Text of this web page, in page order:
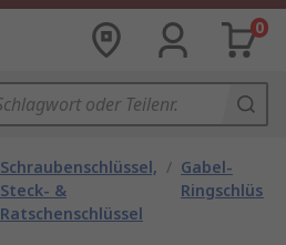
0
Schraubenschlüssel,
Steck- &
Ratschenschlüssel
/ Gabel-
Ringschlüssel